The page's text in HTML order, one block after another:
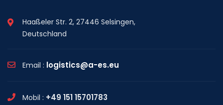
Haaßeler Str. 2, 27446 Selsingen,
Deutschland
Email : logistics@a-es.eu
Mobil : +49 151 15701783